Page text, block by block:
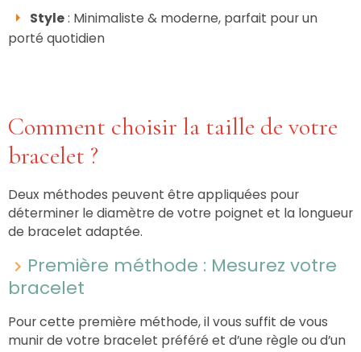
Style: Minimaliste & moderne, parfait pour un
porté quotidien
Comment choisir la taille de votre
bracelet ?
Deux méthodes peuvent être appliquées pour
déterminer le diamètre de votre poignet et la longueur
de bracelet adaptée.
Première méthode : Mesurez votre
bracelet
Pour cette première méthode, il vous suffit de vous
munir de votre bracelet préféré et d’une règle ou d’un